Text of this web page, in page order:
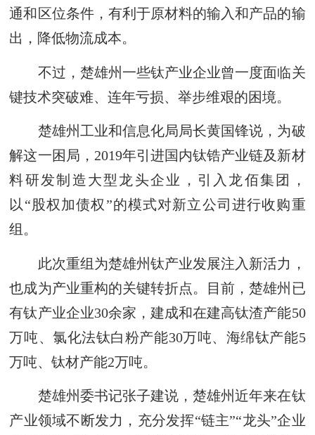
通和区位条件，有利于原材料的输入和产品的输
出，降低物流成本。
不过，楚雄州一些钛产业企业曾一度面临关
键技术突破难、连年亏损、举步维艰的困境。
楚雄州工业和信息化局局长黄国锋说，为破
解这一困局，2019年引进国内钛锆产业链及新材
料研发制造大型龙头企业，引入龙佰集团，
以“股权加债权”的模式对新立公司进行收购重
组。
此次重组为楚雄州钛产业发展注入新活力，
也成为产业重构的关键转折点。目前，楚雄州已
有钛产业企业30余家，建成和在建高钛渣产能50
万吨、氯化法钛白粉产能30万吨、海绵钛产能5
万吨、钛材产能2万吨。
楚雄州委书记张子建说，楚雄州近年来在钛
产业领域不断发力，充分发挥“链主”“龙头”企业